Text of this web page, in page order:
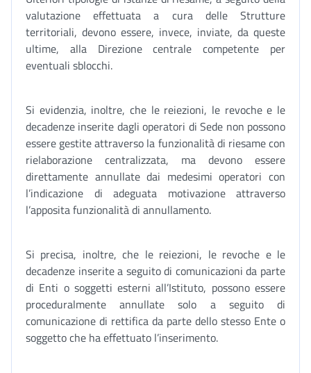
valutazione effettuata a cura delle Strutture
territoriali, devono essere, invece, inviate, da queste
ultime, alla Direzione centrale competente per
eventuali sblocchi.
Si evidenzia, inoltre, che le reiezioni, le revoche e le
decadenze inserite dagli operatori di Sede non possono
essere gestite attraverso la funzionalità di riesame con
rielaborazione centralizzata, ma devono essere
direttamente annullate dai medesimi operatori con
l’indicazione di adeguata motivazione attraverso
l’apposita funzionalità di annullamento.
Si precisa, inoltre, che le reiezioni, le revoche e le
decadenze inserite a seguito di comunicazioni da parte
di Enti o soggetti esterni all’Istituto, possono essere
proceduralmente annullate solo a seguito di
comunicazione di rettifica da parte dello stesso Ente o
soggetto che ha effettuato l’inserimento.